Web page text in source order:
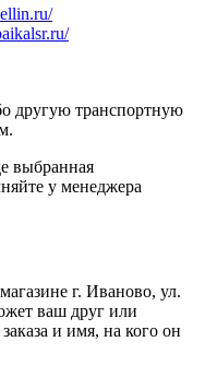
другую транспортную
выбранная
у менеджера
г. Иваново, ул.
ваш друг или
и имя, на кого он